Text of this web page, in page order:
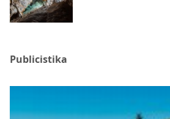
Publicistika